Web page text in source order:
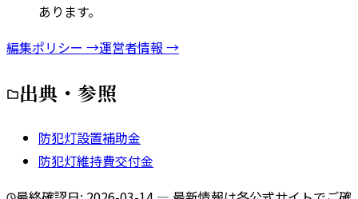
あります。
編集ポリシー →運営者情報 →
出典・参照
防犯灯設置補助金
防犯灯維持費交付金